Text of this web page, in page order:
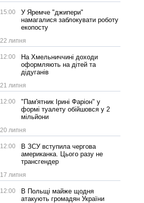
15:00
У Яремче "джипери"
намагалися заблокувати роботу
екопосту
22 липня
12:00
На Хмельниччині доходи
оформляють на дітей та
дідуганів
21 липня
12:00
"Пам'ятник Ірині Фаріон" у
формі туалету обійшовся у 2
мільйони
20 липня
12:00
В ЗСУ вступила чергова
американка. Цього разу не
трансгендер
17 липня
12:00
В Польщі майже щодня
атакують громадян України